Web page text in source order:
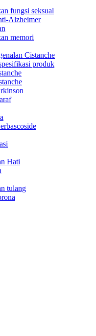
fungsi seksual
Alzheimer
memori
Cistanche
produk
Hati
tulang